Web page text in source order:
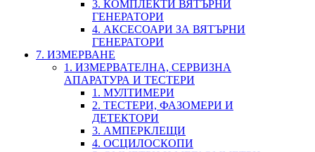
3. КОМПЛЕКТИ ВЯТЪРНИ
ГЕНЕРАТОРИ
4. АКСЕСОАРИ ЗА ВЯТЪРНИ
ГЕНЕРАТОРИ
7. ИЗМЕРВАНЕ
1. ИЗМЕРВАТЕЛНА, СЕРВИЗНА
АПАРАТУРА И ТЕСТЕРИ
1. МУЛТИМЕРИ
2. ТЕСТЕРИ, ФАЗОМЕРИ И
ДЕТЕКТОРИ
3. АМПЕРКЛЕЩИ
4. ОСЦИЛОСКОПИ